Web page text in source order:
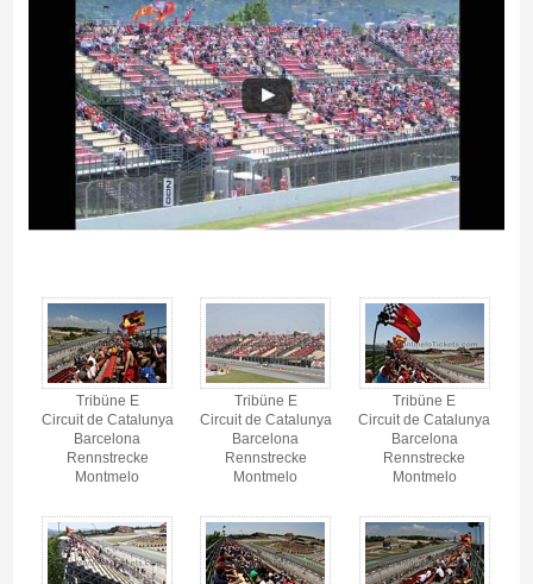
Tribüne E
Circuit de Catalunya
Barcelona
Rennstrecke
Montmelo
Tribüne E
Circuit de Catalunya
Barcelona
Rennstrecke
Montmelo
Tribüne E
Circuit de Catalunya
Barcelona
Rennstrecke
Montmelo